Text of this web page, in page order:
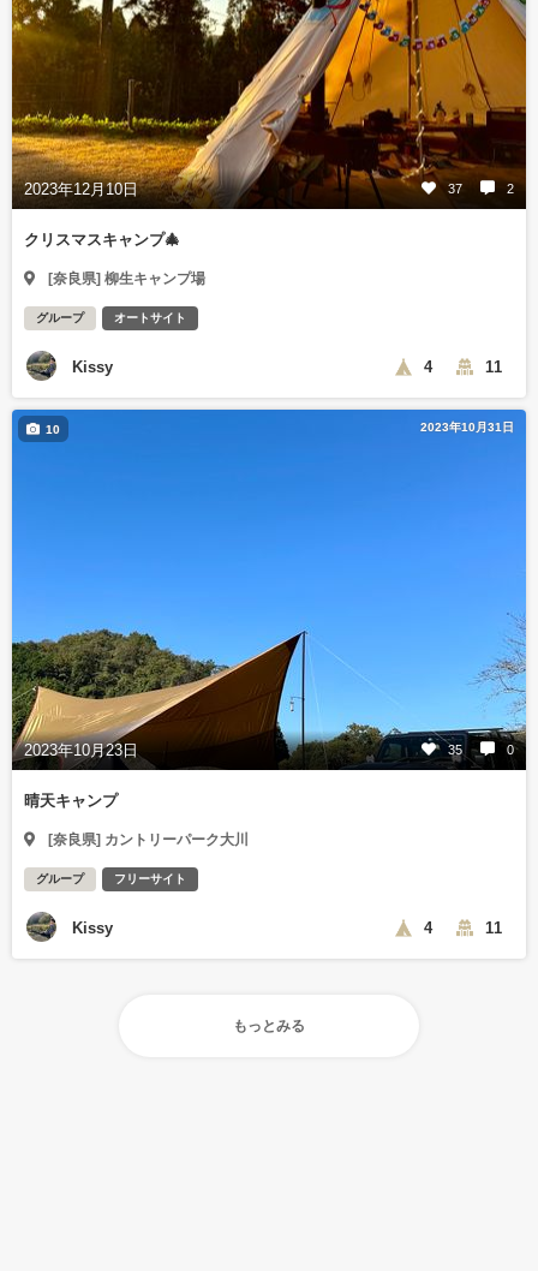
2023年12月10日 37 2
クリスマスキャンプ🎄
[奈良県] 柳生キャンプ場
グループ オートサイト
Kissy 4 11
2023年10月31日
2023年10月23日 35 0
10
晴天キャンプ
[奈良県] カントリーパーク大川
グループ フリーサイト
Kissy 4 11
もっとみる